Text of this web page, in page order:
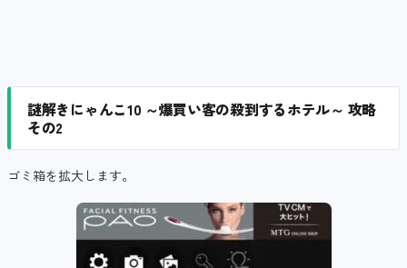
謎解きにゃんこ10 ～爆買い客の殺到するホテル～ 攻略
その2
ゴミ箱を拡大します。